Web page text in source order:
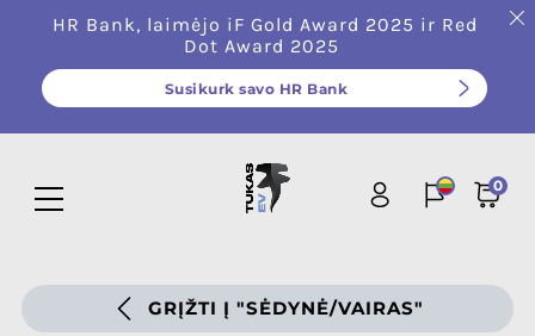
HR Bank, laimėjo iF Gold Award 2025 ir Red
Dot Award 2025
Susikurk savo HR Bank
0
GRĮŽTI Į "SĖDYNĖ/VAIRAS"